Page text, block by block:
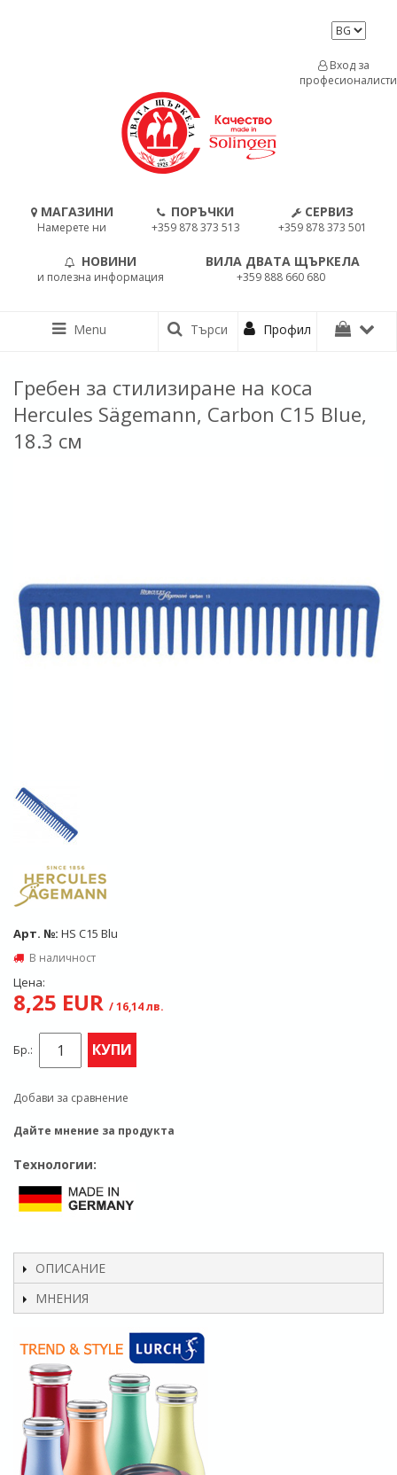
МАГАЗИНИ
Намерете ни
ПОРЪЧКИ
+359 878 373 513
СЕРВИЗ
+359 878 373 501
НОВИНИ
и полезна информация
ВИЛА ДВАТА ЩЪРКЕЛА
+359 888 660 680
Вход за
професионалисти
Menu Търси Профил
Гребен за стилизиране на коса
Hercules Sägemann, Carbon C15 Blue,
18.3 см
Арт. №: HS C15 Blu
В наличност
Цена:
8,25 EUR / 16,14 лв.
Бр.: КУПИ
Добави за сравнение
Дайте мнение за продукта
Технологии:
ОПИСАНИЕ
МНЕНИЯ